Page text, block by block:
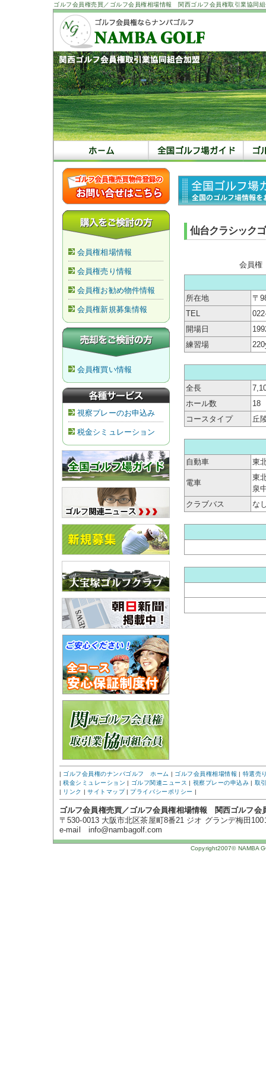
ゴルフ会員権売買／ゴルフ会員権相場情報 関西ゴルフ会員権取引業協同
会員権相場情報
会員権売り情報
会員権お勧め物件情報
会員権新規募集情報
会員権買い情報
視察プレーのお申込み
税金シミュレーション
仙台クラシック
会員権
所在地
〒
TEL
開場日
練習場
全長
ホール数
18
コースタイプ
丘
自動車 東
電車
東
泉
クラブバス
な
| ゴルフ会員権のナンバゴルフ ホーム | ゴルフ会員権相場情報 | 特選売
|税金シミュレーション | ゴルフ関連ニュース | 視察プレーの申込み | 取
| リンク |サイトマップ| プライバシーポリシー |
ゴルフ会員権売買／ゴルフ会員権相場情報 関西ゴルフ
〒530-0013 大阪市北区茶屋町8番21 ジオ グランデ梅田
e-mail info@nambagolf.com
Copyright2007© NAMBA